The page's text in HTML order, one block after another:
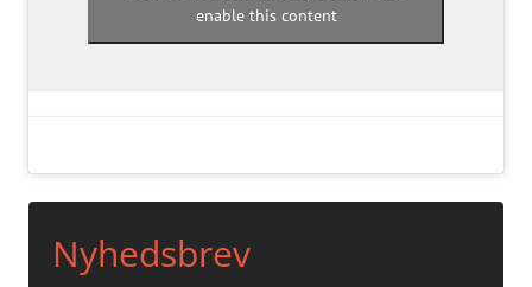
enable this content
Nyhedsbrev